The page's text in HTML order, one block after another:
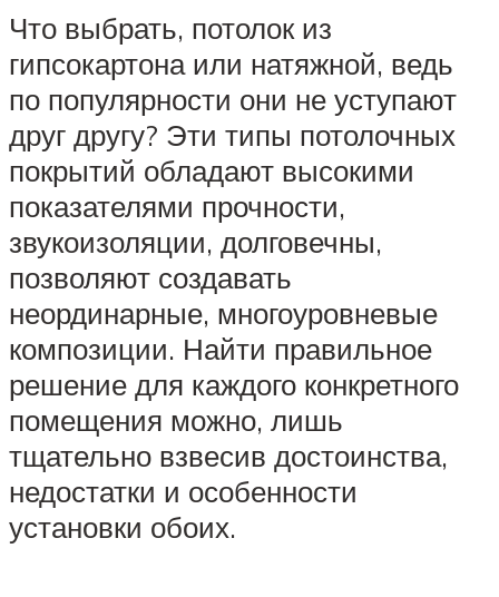
Что выбрать, потолок из
гипсокартона или натяжной, ведь
по популярности они не уступают
друг другу? Эти типы потолочных
покрытий обладают высокими
показателями прочности,
звукоизоляции, долговечны,
позволяют создавать
неординарные, многоуровневые
композиции. Найти правильное
решение для каждого конкретного
помещения можно, лишь
тщательно взвесив достоинства,
недостатки и особенности
установки обоих.